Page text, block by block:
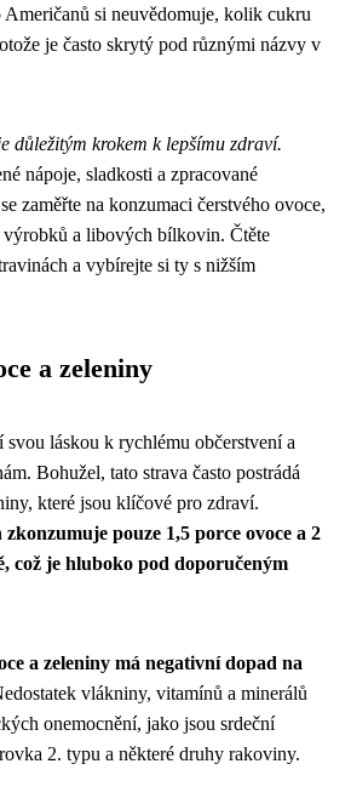
si neuvědomuje, kolik cukru
je často skrytý pod různými názvy v
důležitým krokem k lepšímu zdraví.
nápoje, sladkosti a zpracované
zaměřte na konzumaci čerstvého ovoce,
výrobků a libových bílkovin. Čtěte
a vybírejte si ty s nižším
a zeleniny
svou láskou k rychlému občerstvení a
Bohužel, tato strava často postrádá
které jsou klíčové pro zdraví.
pouze 1,5 porce ovoce a 2
což je hluboko pod doporučeným
a zeleniny má negativní dopad na
vlákniny, vitamínů a minerálů
onemocnění, jako jsou srdeční
2. typu a některé druhy rakoviny.